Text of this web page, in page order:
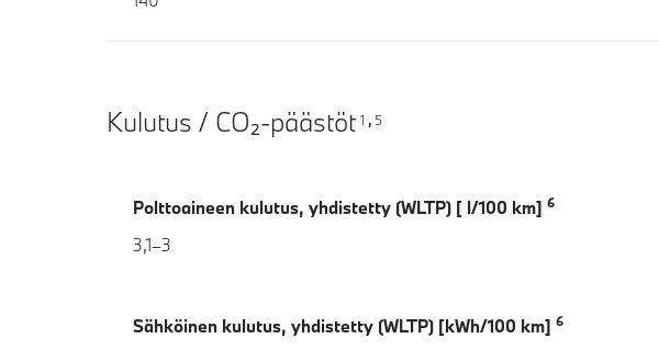
Kulutus / CO₂-päästöt 1 , 5
Polttoaineen kulutus, yhdistetty (WLTP) [ l/100 km] 6
3,1–3
Sähköinen kulutus, yhdistetty (WLTP) [kWh/100 km] 6